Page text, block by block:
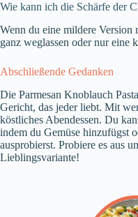
Wie kann ich die Schärfe der
Wenn du eine mildere Version
ganz weglassen oder nur eine
Abschließende Gedanken
Die Parmesan Knoblauch
Gericht, das jeder liebt. Mit
köstliches Abendessen. Du
indem du Gemüse hinzufügst
ausprobierst. Probiere es aus
Lieblingsvariante!